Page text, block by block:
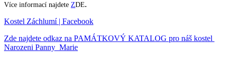
Více informací najdete ZDE.
Kostel Záchlumí | Facebook
Zde najdete odkaz na PAMÁTKOVÝ KATALOG pro náš kostel
Narozeni Panny Marie